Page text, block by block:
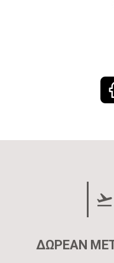
ΔΩΡΕΑΝ